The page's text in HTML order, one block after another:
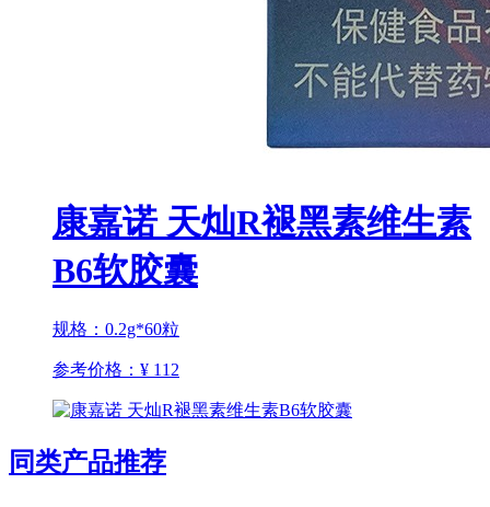
康嘉诺 天灿R褪黑素维生素
B6软胶囊
规格：0.2g*60粒
参考价格： ¥ 112
同类产品推荐